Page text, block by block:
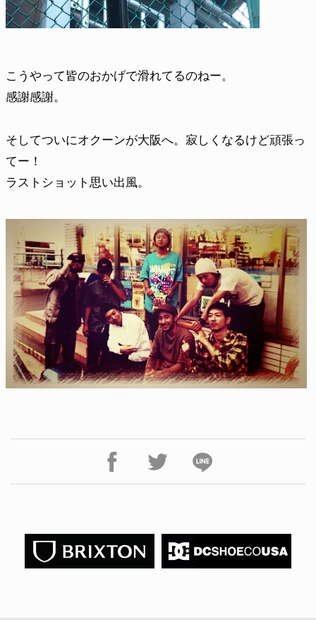
こうやって皆のおかげで滑れてるのねー。
感謝感謝。
そしてついにオクーンが大阪へ。寂しくなるけど頑張っ
てー！
ラストショット思い出風。